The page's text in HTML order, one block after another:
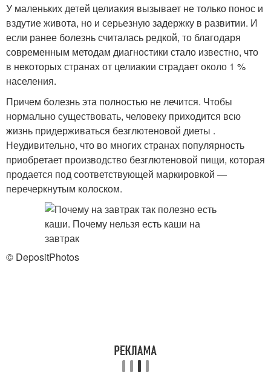
У маленьких детей целиакия вызывает не только понос и
вздутие живота, но и серьезную задержку в развитии. И
если ранее болезнь считалась редкой, то благодаря
современным методам диагностики стало известно, что
в некоторых странах от целиакии страдает около 1 %
населения.
Причем болезнь эта полностью не лечится. Чтобы
нормально существовать, человеку приходится всю
жизнь придерживаться безглютеновой диеты .
Неудивительно, что во многих странах популярность
приобретает производство безглютеновой пищи, которая
продается под соответствующей маркировкой —
перечеркнутым колоском.
© DepositPhotos